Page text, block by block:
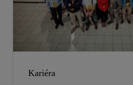
Kariéra